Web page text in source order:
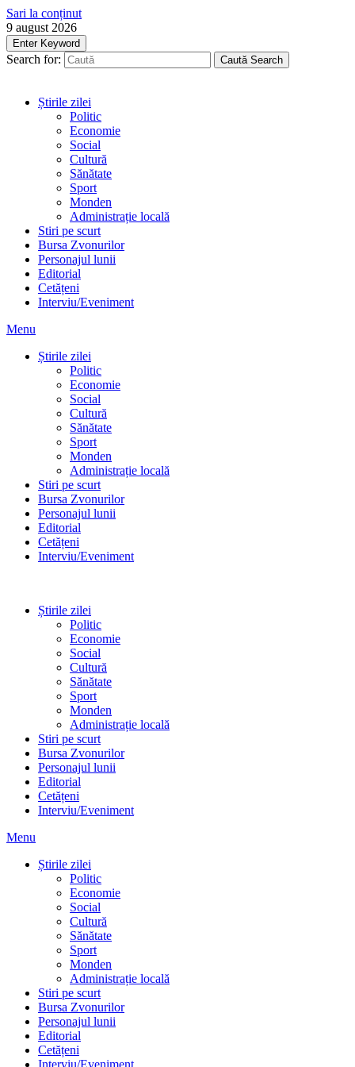
Sari la conținut
9 august 2026
Enter Keyword
Search for: Caută Search
Știrile zilei
Politic
Economie
Social
Cultură
Sănătate
Sport
Monden
Administrație locală
Stiri pe scurt
Bursa Zvonurilor
Personajul lunii
Editorial
Cetățeni
Interviu/Eveniment
Menu
Știrile zilei
Politic
Economie
Social
Cultură
Sănătate
Sport
Monden
Administrație locală
Stiri pe scurt
Bursa Zvonurilor
Personajul lunii
Editorial
Cetățeni
Interviu/Eveniment
Știrile zilei
Politic
Economie
Social
Cultură
Sănătate
Sport
Monden
Administrație locală
Stiri pe scurt
Bursa Zvonurilor
Personajul lunii
Editorial
Cetățeni
Interviu/Eveniment
Menu
Știrile zilei
Politic
Economie
Social
Cultură
Sănătate
Sport
Monden
Administrație locală
Stiri pe scurt
Bursa Zvonurilor
Personajul lunii
Editorial
Cetățeni
Interviu/Eveniment